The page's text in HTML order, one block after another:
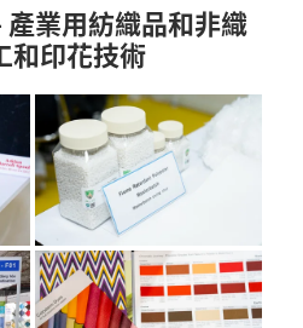
業用紡織品和非織
和印花技術